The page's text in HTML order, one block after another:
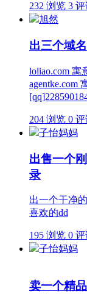
232 浏览 3
旭然
出三个域
loliao.com 寓
agentke.com
204 浏览 0
子怡妈妈
出售一个
录
出一个干净
喜欢的dd
195 浏览 0
子怡妈妈
卖一个精